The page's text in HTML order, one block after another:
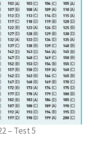
– Test 5